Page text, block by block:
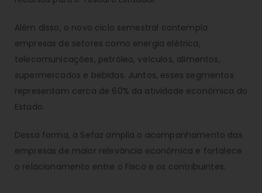
Além disso, o novo ciclo semestral contempla
empresas de setores como energia elétrica,
telecomunicações, petróleo, veículos, alimentos,
supermercados e bebidas. Juntos, esses segmentos
representam cerca de 60% da atividade econômica do
Estado.
Dessa forma, a Sefaz amplia o acompanhamento das
empresas de maior relevância econômica e fortalece
o relacionamento entre o Fisco e os contribuintes.